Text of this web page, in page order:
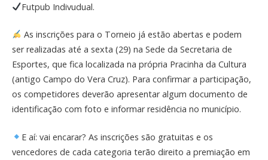
Futpub Indivudual.
As inscrições para o Torneio já estão abertas e podem
ser realizadas até a sexta (29) na Sede da Secretaria de
Esportes, que fica localizada na própria Pracinha da Cultura
(antigo Campo do Vera Cruz). Para confirmar a participação,
os competidores deverão apresentar algum documento de
identificação com foto e informar residência no município.
E aí: vai encarar? As inscrições são gratuitas e os
vencedores de cada categoria terão direito a premiação em